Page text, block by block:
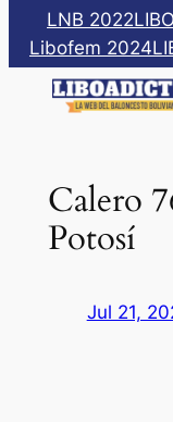
Saltar
contenido
LNB 2022
Libofem 2024
Calero
Potosí
Jul 21,